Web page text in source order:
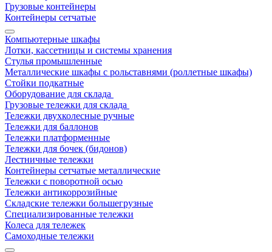
Грузовые контейнеры
Контейнеры сетчатые
Компьютерные шкафы
Лотки, кассетницы и системы хранения
Стулья промышленные
Металлические шкафы с рольставнями (роллетные шкафы)
Стойки подкатные
Оборудование для склада
Грузовые тележки для склада
Тележки двухколесные ручные
Тележки для баллонов
Тележки платформенные
Тележки для бочек (бидонов)
Лестничные тележки
Контейнеры сетчатые металлические
Тележки с поворотной осью
Тележки антикоррозийные
Складские тележки большегрузные
Специализированные тележки
Колеса для тележек
Самоходные тележки